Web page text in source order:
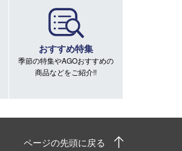
おすすめ特集
季節の特集やAGOおすすめの
商品などをご紹介!!
ページの先頭に戻る